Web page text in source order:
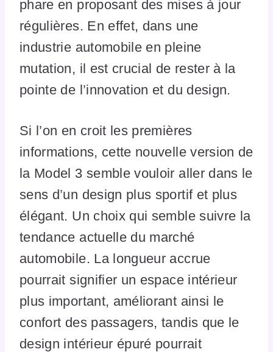
phare en proposant des mises à jour
régulières. En effet, dans une
industrie automobile en pleine
mutation, il est crucial de rester à la
pointe de l’innovation et du design.
Si l’on en croit les premières
informations, cette nouvelle version de
la Model 3 semble vouloir aller dans le
sens d’un design plus sportif et plus
élégant. Un choix qui semble suivre la
tendance actuelle du marché
automobile. La longueur accrue
pourrait signifier un espace intérieur
plus important, améliorant ainsi le
confort des passagers, tandis que le
design intérieur épuré pourrait